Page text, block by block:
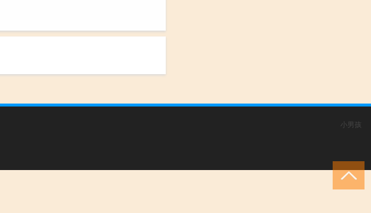
小男孩